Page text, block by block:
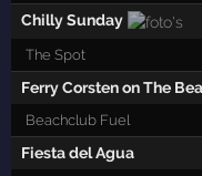
Chilly Sunday
The Spot
Ferry Corsten on The
Beachclub Fuel
Fiesta del Agua